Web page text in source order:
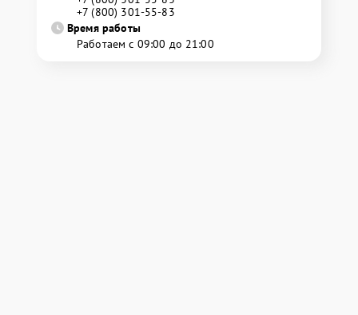
+7 (800) 301-55-83
Время работы
Работаем с 09:00 до 21:00